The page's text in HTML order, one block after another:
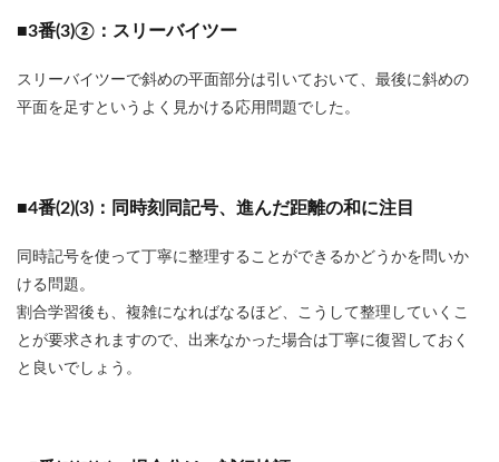
■3番(3)②：スリーバイツー
スリーバイツーで斜めの平面部分は引いておいて、最後に斜めの
平面を足すというよく見かける応用問題でした。
■4番(2)(3)：同時刻同記号、進んだ距離の和に注目
同時記号を使って丁寧に整理することができるかどうかを問いか
ける問題。
割合学習後も、複雑になればなるほど、こうして整理していくこ
とが要求されますので、出来なかった場合は丁寧に復習しておく
と良いでしょう。